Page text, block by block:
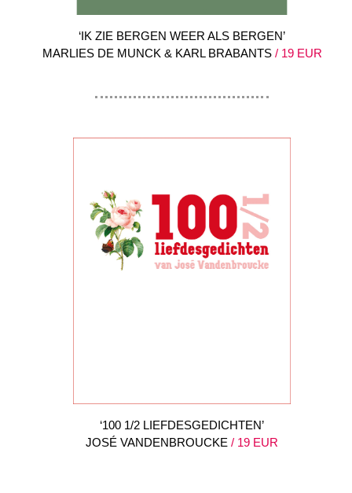
‘IK ZIE BERGEN WEER ALS BERGEN’
MARLIES DE MUNCK & KARL BRABANTS/ 19 EUR
‘100 1/2 LIEFDESGEDICHTEN’
JOSÉ VANDENBROUCKE / 19 EUR